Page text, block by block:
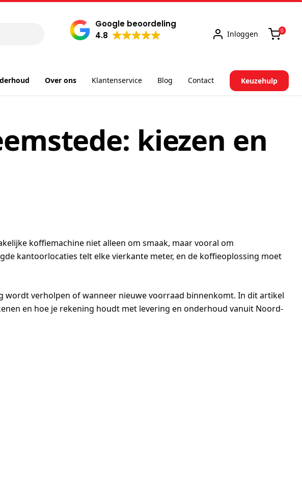
Google beoordeling
4.8
Inloggen 0
Over ons Klantenservice Blog Contact Keuzehulp
kiezen en
koffiemachine niet alleen om smaak, maar vooral om
kantoorlocaties telt elke vierkante meter, en de koffieoplossing moet
verholpen of wanneer nieuwe voorraad binnenkomt. In dit artikel
en hoe je rekening houdt met levering en onderhoud vanuit Noord-